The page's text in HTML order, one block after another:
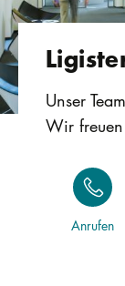
Unser
Wir freuen
Anrufen